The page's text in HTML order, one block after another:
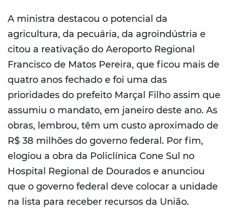
A ministra destacou o potencial da
agricultura, da pecuária, da agroindústria e
citou a reativação do Aeroporto Regional
Francisco de Matos Pereira, que ficou mais de
quatro anos fechado e foi uma das
prioridades do prefeito Marçal Filho assim que
assumiu o mandato, em janeiro deste ano. As
obras, lembrou, têm um custo aproximado de
R$ 38 milhões do governo federal. Por fim,
elogiou a obra da Policlínica Cone Sul no
Hospital Regional de Dourados e anunciou
que o governo federal deve colocar a unidade
na lista para receber recursos da União.